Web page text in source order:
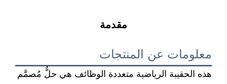
مقدمة
معلومات عن المنتجات
هذه الحقيبة الرياضية متعددة الوظائف هي حلٌّ مُصمَّم